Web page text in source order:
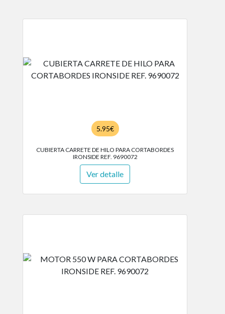
5.95€
CUBIERTA CARRETE DE HILO PARA CORTABORDES
IRONSIDE REF. 9690072
Ver detalle